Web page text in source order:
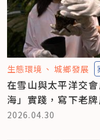
生態環境 城鄉發展
在雪山與太平洋交
海」實踐，寫下老
2026.04.30